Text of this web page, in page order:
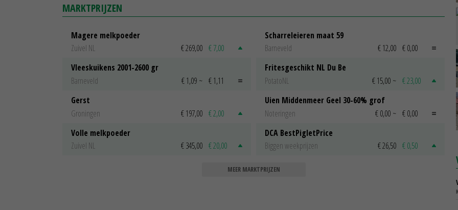
MARKTPRIJZEN
Magere melkpoeder
Zuivel NL
€ 269,00 € 7,00
Vleeskuikens 2001-2600 gr
Barneveld
€ 1,09 ~ € 1,11
Gerst
Groningen
€ 197,00 € 2,00
Volle melkpoeder
Zuivel NL
€ 345,00 € 20,00
Scharreleieren maat 59
Barneveld
€ 12,00 € 0,00
Fritesgeschikt NL Du Be
PotatoNL
€ 15,00 ~ € 23,00
Uien Middenmeer Geel 30-60% grof
Noteringen
€ 0,00 ~ € 0,00
DCA BestPigletPrice
Biggen weekprijzen
€ 26,50 € 0,50
MEER MARKTPRIJZEN